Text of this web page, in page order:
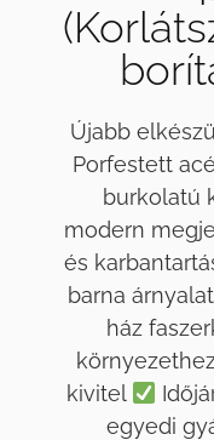
Újabb
Porfestett
burkolatú
modern
és
barna
ház
kivitel
egyedi